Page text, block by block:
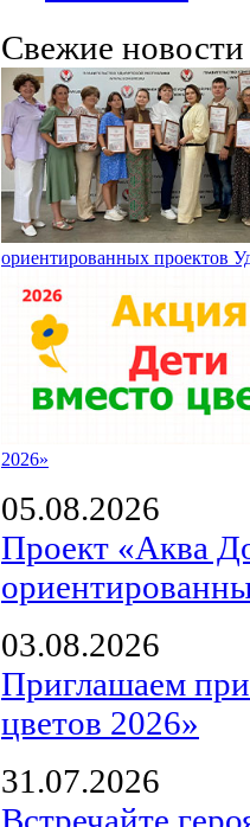
Свежие
ориентированных проектов
2026»
05.08.2026
Проект «Аква
03.08.2026
Приглашаем
цветов 2026»
31.07.2026